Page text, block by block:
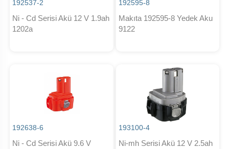
192537-2
Ni - Cd Serisi Akü 12 V 1.9ah
1202a
192595-8
Makıta 192595-8 Yedek Aku
9122
192638-6
Ni - Cd Serisi Akü 9.6 V
193100-4
Ni-mh Serisi Akü 12 V 2.5ah